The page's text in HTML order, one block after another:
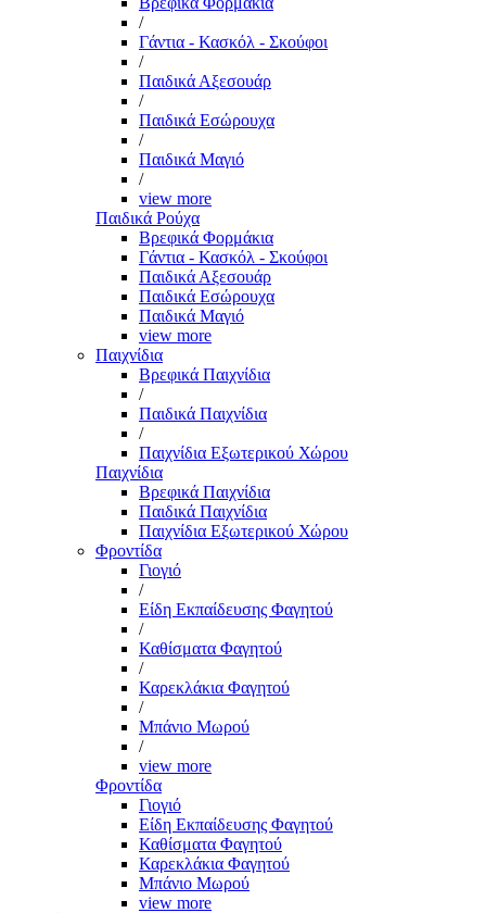
/
Γάντια - Κασκόλ - Σκούφοι
/
Παιδικά Αξεσουάρ
/
Παιδικά Εσώρουχα
/
Παιδικά Μαγιό
/
view more
Παιδικά Ρούχα
Βρεφικά Φορμάκια
Γάντια - Κασκόλ - Σκούφοι
Παιδικά Αξεσουάρ
Παιδικά Εσώρουχα
Παιδικά Μαγιό
view more
Παιχνίδια
Βρεφικά Παιχνίδια
/
Παιδικά Παιχνίδια
/
Παιχνίδια Εξωτερικού Χώρου
Παιχνίδια
Βρεφικά Παιχνίδια
Παιδικά Παιχνίδια
Παιχνίδια Εξωτερικού Χώρου
Φροντίδα
Γιογιό
/
Είδη Εκπαίδευσης Φαγητού
/
Καθίσματα Φαγητού
/
Καρεκλάκια Φαγητού
/
Μπάνιο Μωρού
/
view more
Φροντίδα
Γιογιό
Είδη Εκπαίδευσης Φαγητού
Καθίσματα Φαγητού
Καρεκλάκια Φαγητού
Μπάνιο Μωρού
view more